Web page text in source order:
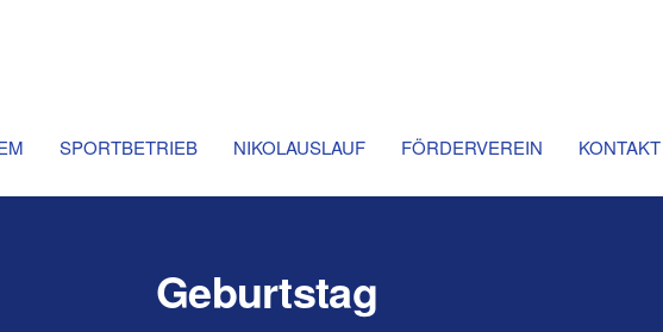
SPORTBETRIEB NIKOLAUSLAUF FÖRDERVEREIN KONTAKT
Geburtstag